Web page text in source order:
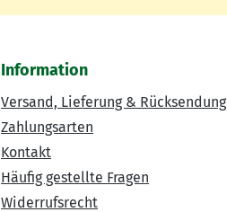
Information
Versand, Lieferung & Rücksendung
Zahlungsarten
Kontakt
Häufig gestellte Fragen
Widerrufsrecht